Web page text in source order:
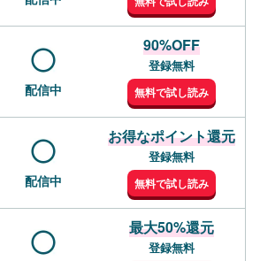
配信中
90%OFF
登録無料
無料で試し読み
配信中
お得なポイント還元
登録無料
無料で試し読み
最大50%還元
登録無料